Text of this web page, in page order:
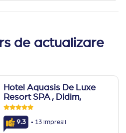
de actualizare
Hotel Aquasis De Luxe
Resort SPA , Didim,
9.3 · 13 impresii